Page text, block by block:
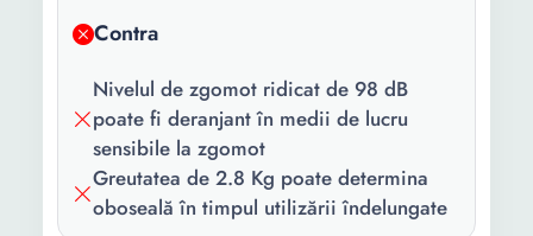
Dimensiune
Lungime:
345 mm
Latime:
174 mm
Inaltime:
157 mm
Contra
Nivelul de zgomot ridicat de 98 dB
poate fi deranjant în medii de lucru
sensibile la zgomot
Greutatea de 2.8 Kg poate determina
oboseală în timpul utilizării îndelungate